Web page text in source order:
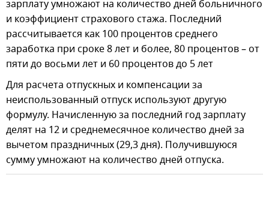
зарплату умножают на количество дней больничного
и коэффициент страхового стажа. Последний
рассчитывается как 100 процентов среднего
заработка при сроке 8 лет и более, 80 процентов – от
пяти до восьми лет и 60 процентов до 5 лет
Для расчета отпускных и компенсации за
неиспользованный отпуск используют другую
формулу. Начисленную за последний год зарплату
делят на 12 и среднемесячное количество дней за
вычетом праздничных (29,3 дня). Получившуюся
сумму умножают на количество дней отпуска.